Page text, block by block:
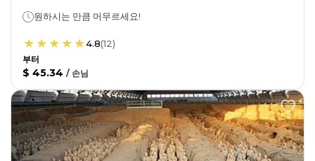
원하시는 만큼 머무르세요!
4.8(12)
부터
$ 45.34 / 손님